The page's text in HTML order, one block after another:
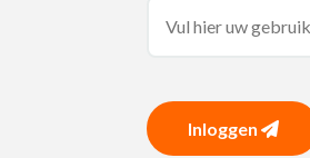
Inloggen